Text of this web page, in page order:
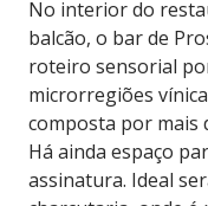
No interior do
balcão, o bar de
roteiro sensorial
microrregiões
composta por mais
Há ainda espaço
assinatura. Ideal